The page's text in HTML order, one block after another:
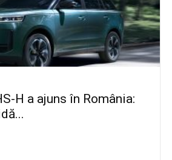
H a ajuns în România: